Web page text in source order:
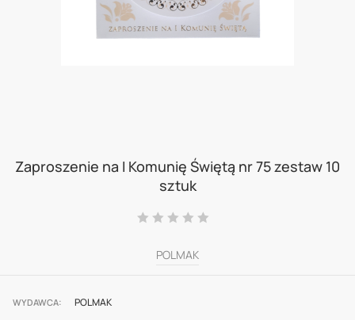
gallery
Zaproszenie na I Komunię Świętą nr 75 zestaw 10
sztuk
Ocena:
POLMAK
WYDAWCA POLMAK